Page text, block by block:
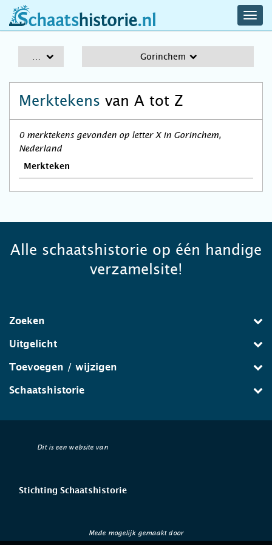
schaatshistorie.nl
Gorinchem
Merktekens van A tot Z
0 merktekens gevonden op letter X in Gorinchem,
Nederland
Merkteken
Alle schaatshistorie op één handige
verzamelsite!
Zoeken
Uitgelicht
Toevoegen / wijzigen
Schaatshistorie
Dit is een website van
Stichting Schaatshistorie
Mede mogelijk gemaakt door